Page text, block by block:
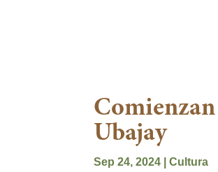
Ubajay
Sep 24, 2024 |Cultura